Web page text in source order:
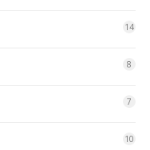
14
8
7
10